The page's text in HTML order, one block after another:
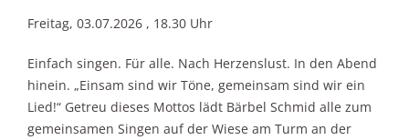
Freitag, 03.07.2026 , 18.30 Uhr
Einfach singen. Für alle. Nach Herzenslust. In den Abend
hinein. „Einsam sind wir Töne, gemeinsam sind wir ein
Lied!“ Getreu dieses Mottos lädt Bärbel Schmid alle zum
gemeinsamen Singen auf der Wiese am Turm an der